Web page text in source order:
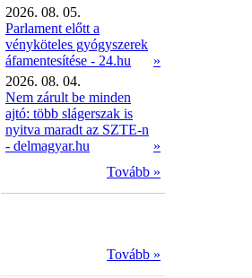
2026. 08. 05.
Parlament előtt a
vényköteles gyógyszerek
áfamentesítése - 24.hu
»
2026. 08. 04.
Nem zárult be minden
ajtó: több slágerszak is
nyitva maradt az SZTE-n
- delmagyar.hu
»
Tovább »
Tovább »